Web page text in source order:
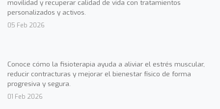
movilidad y recuperar calidad de vida con tratamientos
personalizados y activos.
05 Feb 2026
Conoce cómo la fisioterapia ayuda a aliviar el estrés muscular,
reducir contracturas y mejorar el bienestar físico de forma
progresiva y segura.
01 Feb 2026